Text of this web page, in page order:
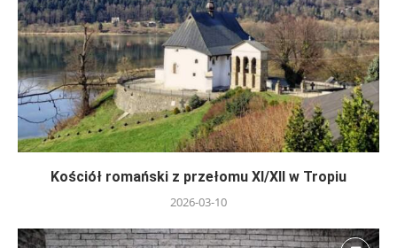
Kościół romański z przełomu XI/XII w Tropiu
2026-03-10